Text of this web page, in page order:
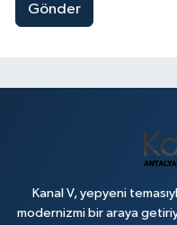
Gönder
Kanal V, yepyeni
modernizmi bir araya